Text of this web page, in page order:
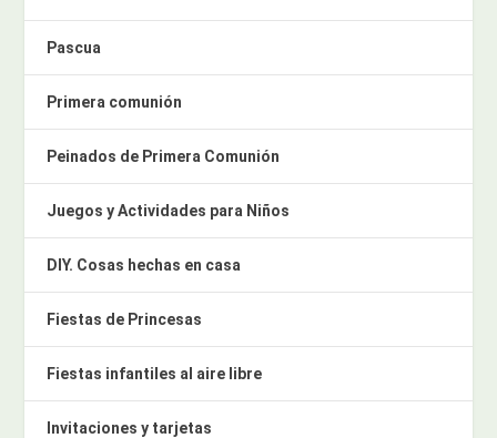
Pascua
Primera comunión
Peinados de Primera Comunión
Juegos y Actividades para Niños
DIY. Cosas hechas en casa
Fiestas de Princesas
Fiestas infantiles al aire libre
Invitaciones y tarjetas